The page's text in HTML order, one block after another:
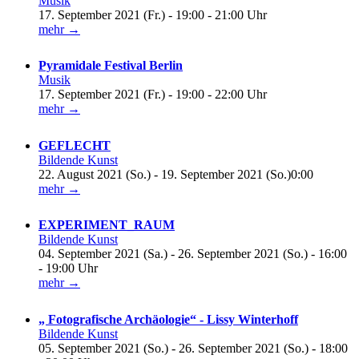
17. September 2021 (Fr.) - 19:00 - 21:00 Uhr
mehr →
Pyramidale Festival Berlin
Musik
17. September 2021 (Fr.) - 19:00 - 22:00 Uhr
mehr →
GEFLECHT
Bildende Kunst
22. August 2021 (So.) - 19. September 2021 (So.)0:00
mehr →
EXPERIMENT_RAUM
Bildende Kunst
04. September 2021 (Sa.) - 26. September 2021 (So.) - 16:00
- 19:00 Uhr
mehr →
„ Fotografische Archäologie“ - Lissy Winterhoff
Bildende Kunst
05. September 2021 (So.) - 26. September 2021 (So.) - 18:00